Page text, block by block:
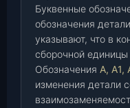
Буквенные
обозначения
указывают, что в
сборочной
Обозначения А, А1,
изменения детали